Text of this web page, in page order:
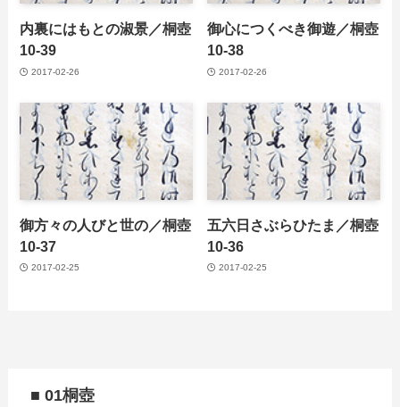
内裏にはもとの淑景／桐壺
10-39
2017-02-26
御心につくべき御遊／桐壺
10-38
2017-02-26
御方々の人びと世の／桐壺
10-37
2017-02-25
五六日さぶらひたま／桐壺
10-36
2017-02-25
■ 01桐壺